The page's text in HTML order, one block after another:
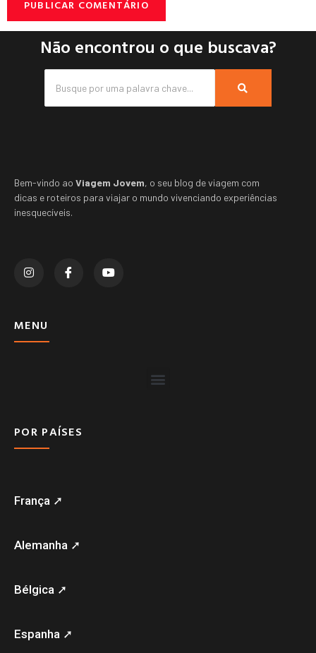
Não encontrou o que buscava?
Bem-vindo ao Viagem Jovem, o seu blog de viagem com
dicas e roteiros para viajar o mundo vivenciando experiências
inesquecíveis.
MENU
POR PAÍSES
França ➚
Alemanha ➚
Bélgica ➚
Espanha ➚